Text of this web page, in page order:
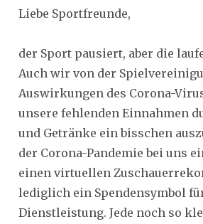
Liebe Sportfreunde,
der Sport pausiert, aber die
Auch wir von der
Auswirkungen des Corona-
unsere fehlenden Einnahmen
und Getränke ein bisschen
der Corona-Pandemie bei uns
einen virtuellen
lediglich ein Spendensymbol
Dienstleistung. Jede noch so